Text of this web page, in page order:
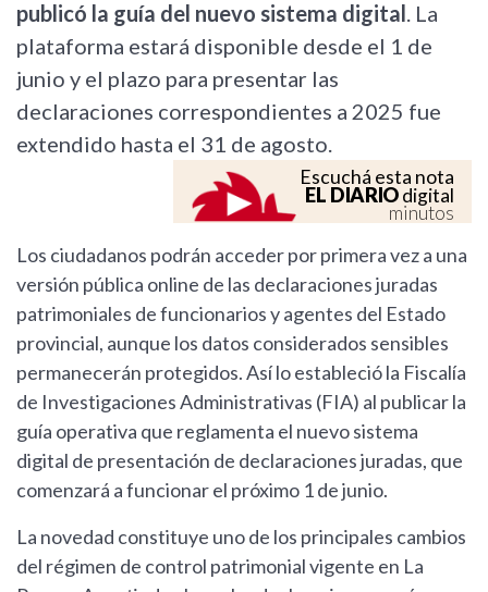
publicó la guía del nuevo sistema digital . La
plataforma estará disponible desde el 1 de
junio y el plazo para presentar las
declaraciones correspondientes a 2025 fue
extendido hasta el 31 de agosto.
Escuchá esta nota
EL DIARIOdigital
minutos
Los ciudadanos podrán acceder por primera vez a una
versión pública online de las declaraciones juradas
patrimoniales de funcionarios y agentes del Estado
provincial, aunque los datos considerados sensibles
permanecerán protegidos. Así lo estableció la Fiscalía
de Investigaciones Administrativas (FIA) al publicar la
guía operativa que reglamenta el nuevo sistema
digital de presentación de declaraciones juradas, que
comenzará a funcionar el próximo 1 de junio.
La novedad constituye uno de los principales cambios
del régimen de control patrimonial vigente en La